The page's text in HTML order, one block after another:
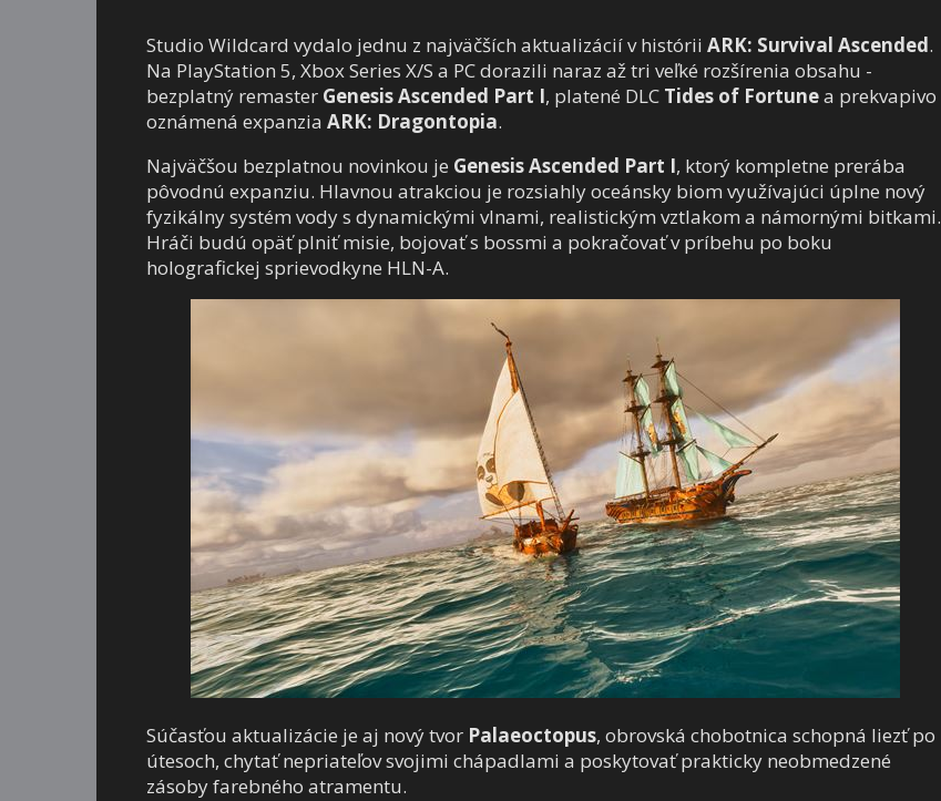
Studio Wildcard vydalo jednu z najväčších aktualizácií v histórii ARK: Survival Ascended.
Na PlayStation 5, Xbox Series X/S a PC dorazili naraz až tri veľké rozšírenia obsahu -
bezplatný remaster Genesis Ascended Part I, platené DLC Tides of Fortunea prekvapivo
oznámená expanzia ARK: Dragontopia.
Najväčšou bezplatnou novinkou je Genesis Ascended Part I, ktorý kompletne prerába
pôvodnú expanziu. Hlavnou atrakciou je rozsiahly oceánsky biom využívajúci úplne nový
fyzikálny systém vody s dynamickými vlnami, realistickým vztlakom a námornými bitkami.
Hráči budú opäť plniť misie, bojovať s bossmi a pokračovať v príbehu po boku
holografickej sprievodkyne HLN-A.
Súčasťou aktualizácie je aj nový tvor Palaeoctopus, obrovská chobotnica schopná liezť po
útesoch, chytať nepriateľov svojimi chápadlami a poskytovať prakticky neobmedzené
zásoby farebného atramentu.